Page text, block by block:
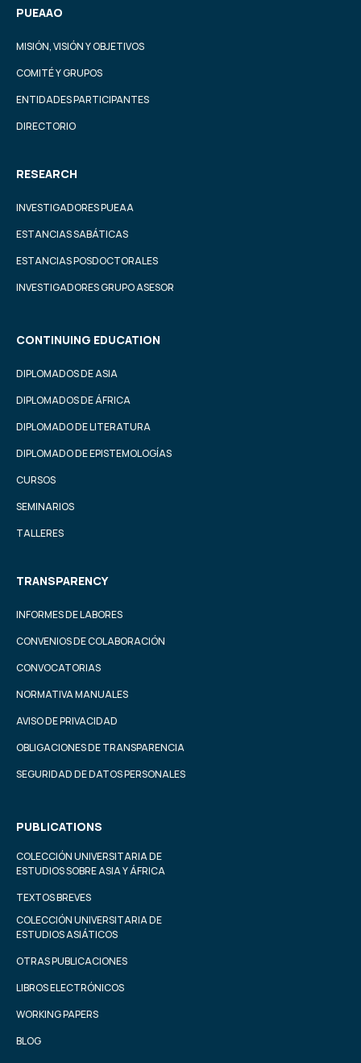
PUEAAO
MISIÓN, VISIÓN Y OBJETIVOS
COMITÉ Y GRUPOS
ENTIDADES PARTICIPANTES
DIRECTORIO
RESEARCH
INVESTIGADORES PUEAA
ESTANCIAS SABÁTICAS
ESTANCIAS POSDOCTORALES
INVESTIGADORES GRUPO ASESOR
CONTINUING EDUCATION
DIPLOMADOS DE ASIA
DIPLOMADOS DE ÁFRICA
DIPLOMADO DE LITERATURA
DIPLOMADO DE EPISTEMOLOGÍAS
CURSOS
SEMINARIOS
TALLERES
TRANSPARENCY
INFORMES DE LABORES
CONVENIOS DE COLABORACIÓN
CONVOCATORIAS
NORMATIVA MANUALES
AVISO DE PRIVACIDAD
OBLIGACIONES DE TRANSPARENCIA
SEGURIDAD DE DATOS PERSONALES
PUBLICATIONS
COLECCIÓN UNIVERSITARIA DE
ESTUDIOS SOBRE ASIA Y ÁFRICA
TEXTOS BREVES
COLECCIÓN UNIVERSITARIA DE
ESTUDIOS ASIÁTICOS
OTRAS PUBLICACIONES
LIBROS ELECTRÓNICOS
WORKING PAPERS
BLOG